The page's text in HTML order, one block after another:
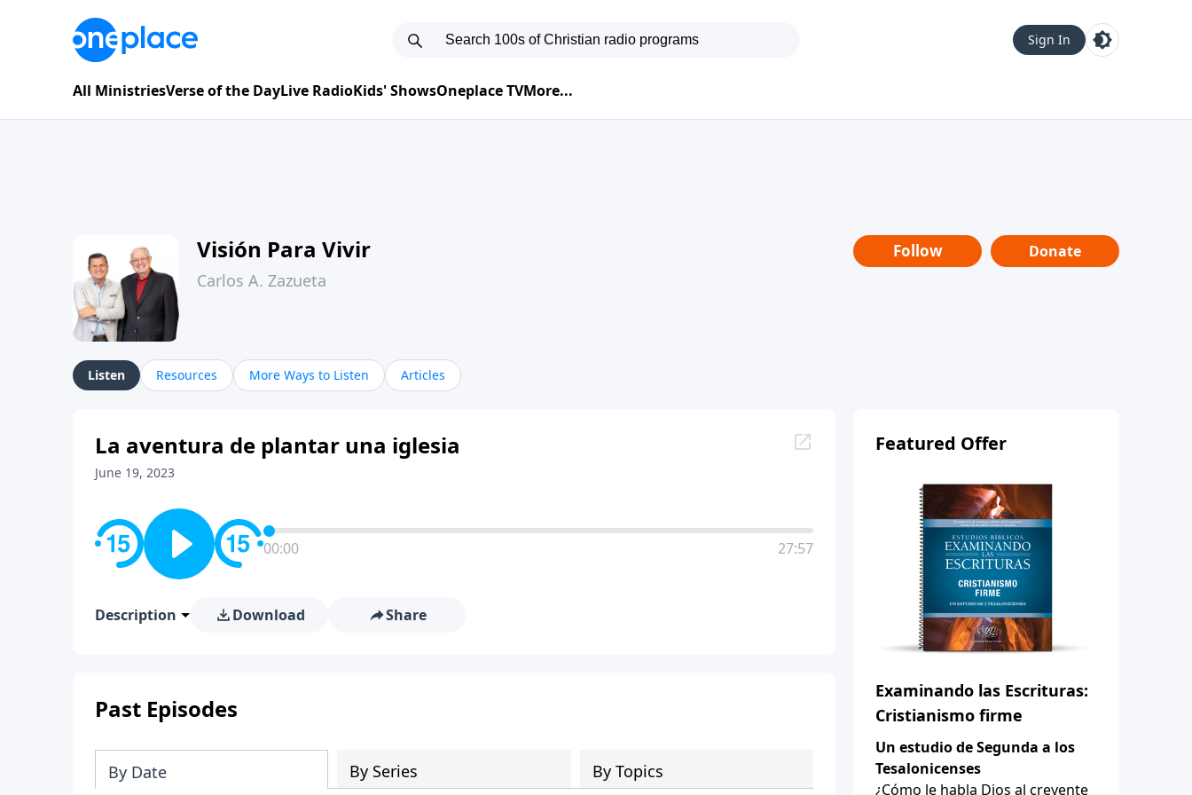
Sign In
All MinistriesVerse of the DayLive RadioKids' ShowsOneplace TVMore...
Visión Para Vivir
Carlos A. Zazueta
Follow Donate
Listen Resources More Ways to Listen Articles
La aventura de plantar una iglesia
June 19, 2023
00:00 27:57
Description Download Share
Past Episodes
By Date By Series By Topics
Featured Offer
Examinando las Escrituras:
Cristianismo firme
Un estudio de Segunda a los
Tesalonicenses
¿Cómo le habla Dios al creyente